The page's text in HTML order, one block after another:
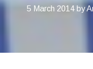
5 March 2014 by